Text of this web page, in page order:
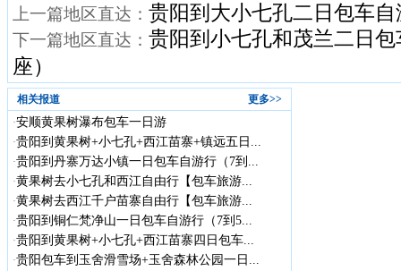
上一篇地区直达： 贵阳到大小七孔二日包车
下一篇地区直达： 贵阳到小七孔和茂兰二日
座）
更多>>
相关报道
·安顺黄果树瀑布包车一日游
·贵阳到黄果树+小七孔+西江苗寨+镇远五日...
·贵阳到丹寨万达小镇一日包车自游行（7到...
·黄果树去小七孔和西江自由行【包车旅游...
·黄果树去西江千户苗寨自由行【包车旅游...
·贵阳到铜仁梵净山一日包车自游行（7到5...
·贵阳到黄果树+小七孔+西江苗寨四日包车...
·贵阳包车到玉舍滑雪场+玉舍森林公园一日...